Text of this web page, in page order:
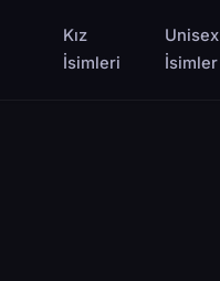
Kız
İsimleri
Unisex
İsimler